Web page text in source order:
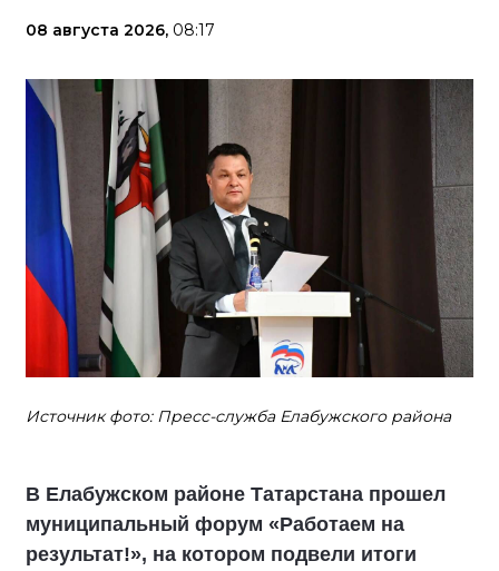
08 августа 2026, 08:17
Источник фото: Пресс-служба Елабужского района
В Елабужском районе Татарстана прошел
муниципальный форум «Работаем на
результат!», на котором подвели итоги